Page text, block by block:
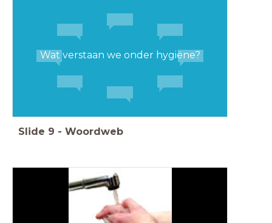
Wat verstaan we onder hygiëne?
Slide 9 - Woordweb